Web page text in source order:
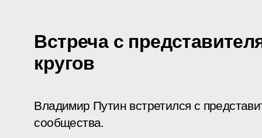
Встреча с
кругов
Владимир Путин встретился с
сообщества.